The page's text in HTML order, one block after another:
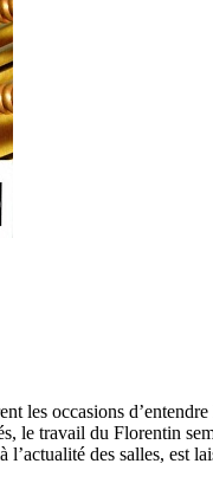
les occasions
le travail du Florentin
des salles, est